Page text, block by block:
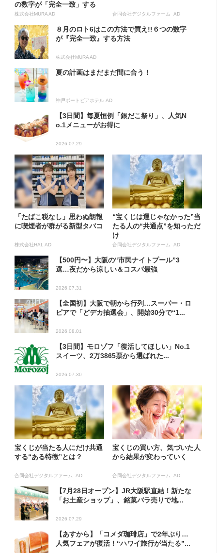
の数字が「完全一致」する
方...
株式会社MURA AD 合同会社デジタルファーム AD
８月のロト6はこの方法で買え!!６つの数字
が『完全一致』する方法
株式会社MURA AD
夏の計画はまだまだ間に合う！
神戸ポートピアホテル AD
【3日間】毎夏恒例「銀だこ祭り」、人気N
o.1メニューがお得に
2026.07.29
「たばこ税なし」思わぬ朗報
に喫煙者が群がる新型タバコ
株式会社HAL AD
“宝くじは運じゃなかった”当
たる人の“共通点”を知っただ
け
合同会社デジタルファーム AD
【500円〜】大阪の“市民ナイトプール”3
選…夜だから涼しい＆コスパ最強
2026.07.31
【全国初】大阪で朝から行列…スーパー・ロ
ピアで「どデカ抽選会」、開始30分で“1...
2026.08.01
【3日間】モロゾフ「復活してほしい」No.1
スイーツ、2万3865票から選ばれた...
2026.07.30
宝くじが当たる人にだけ共通
する“ある特徴”とは？
合同会社デジタルファーム AD
宝くじの買い方、気づいた人
から結果が変わっていく
合同会社デジタルファーム AD
【7月28日オープン】JR大阪駅直結！新たな
「お土産ショップ」、銘菓バラ売りで地...
2026.07.29
【あすから】「コメダ珈琲店」で2年ぶり…
人気フェアが復活！“ハワイ旅行が当たる”...